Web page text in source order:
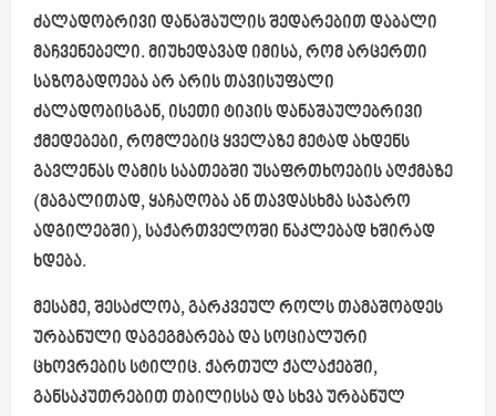
ძალადობრივი დანაშაულის შედარებით დაბალი
მაჩვენებელი. მიუხედავად იმისა, რომ არცერთი
საზოგადოება არ არის თავისუფალი
ძალადობისგან, ისეთი ტიპის დანაშაულებრივი
ქმედებები, რომლებიც ყველაზე მეტად ახდენს
გავლენას ღამის საათებში უსაფრთხოების აღქმაზე
(მაგალითად, ყაჩაღობა ან თავდასხმა საჯარო
ადგილებში), საქართველოში ნაკლებად ხშირად
ხდება.
მესამე, შესაძლოა, გარკვეულ როლს თამაშობდეს
ურბანული დაგეგმარება და სოციალური
ცხოვრების სტილიც. ქართულ ქალაქებში,
განსაკუთრებით თბილისსა და სხვა ურბანულ